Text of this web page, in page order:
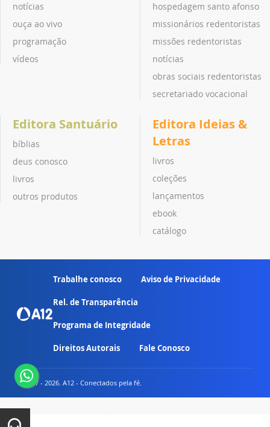
notícias
ouça ao vivo
programação
vídeos
hospedagem santo afonso
missionários redentoristas
missões redentoristas
notícias
obras sociais redentoristas
secretariado vocacional
Editora Santuário
bíblias
deus conosco
livros
outros produtos
Editora Ideias &
Letras
livros
coleções
lançamentos
ebook
catálogo
Trabalhe conosco Aviso de Privacidade
Rel. de Transparência
Programa de Integridade
Direitos Autorais Fale Conosco
© 2007 - 2026. A12 - Conectados pela fé.